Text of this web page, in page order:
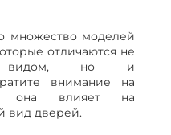
множество моделей
отличаются не
видом, но и
внимание на
она влияет на
вид дверей.